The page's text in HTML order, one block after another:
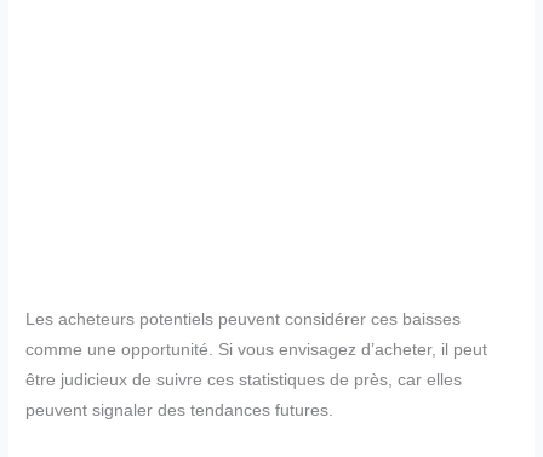
Les acheteurs potentiels peuvent considérer ces baisses
comme une opportunité. Si vous envisagez d’acheter, il peut
être judicieux de suivre ces statistiques de près, car elles
peuvent signaler des tendances futures.